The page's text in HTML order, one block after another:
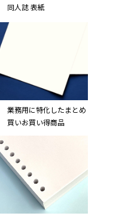
同人誌 表紙
業務用に特化したまとめ
買いお買い得商品